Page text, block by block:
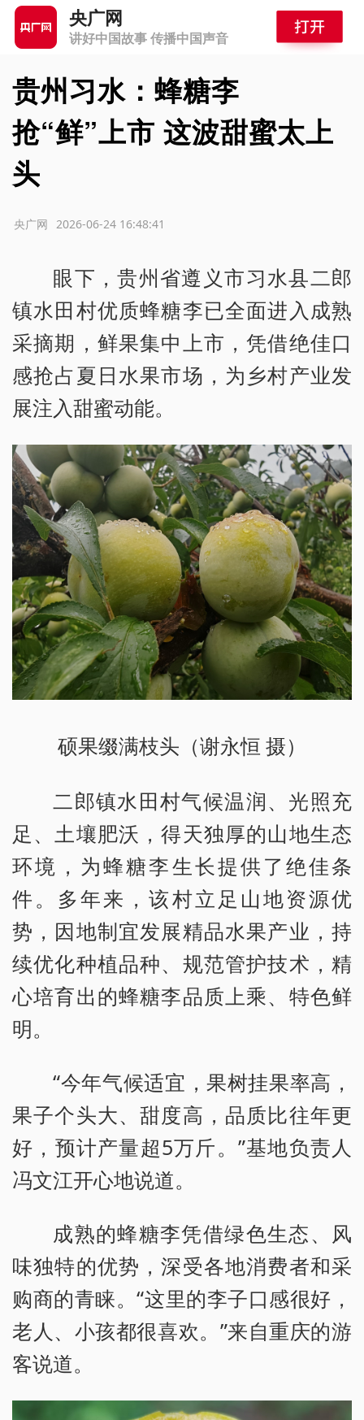
央广网
讲好中国故事 传播中国声音
贵州习水：蜂糖李
抢“鲜”上市 这波甜蜜太上
头
2026-06-24 16:48:41
央广网
眼下，贵州省遵义市习水县二郎
镇水田村优质蜂糖李已全面进入成熟
采摘期，鲜果集中上市，凭借绝佳口
感抢占夏日水果市场，为乡村产业发
展注入甜蜜动能。
硕果缀满枝头（谢永恒 摄）
二郎镇水田村气候温润、光照充
足、土壤肥沃，得天独厚的山地生态
环境，为蜂糖李生长提供了绝佳条
件。多年来，该村立足山地资源优
势，因地制宜发展精品水果产业，持
续优化种植品种、规范管护技术，精
心培育出的蜂糖李品质上乘、特色鲜
明。
“今年气候适宜，果树挂果率高，
果子个头大、甜度高，品质比往年更
好，预计产量超5万斤。”基地负责人
冯文江开心地说道。
成熟的蜂糖李凭借绿色生态、风
味独特的优势，深受各地消费者和采
购商的青睐。“这里的李子口感很好，
老人、小孩都很喜欢。”来自重庆的游
客说道。